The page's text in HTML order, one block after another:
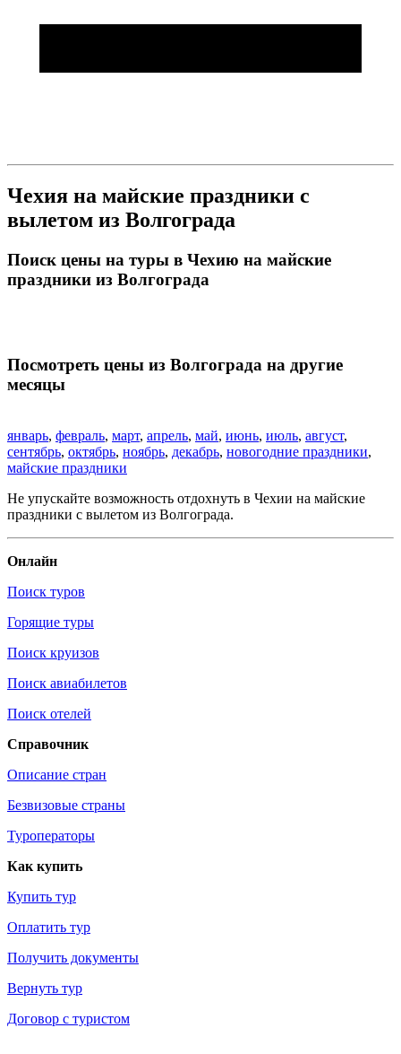
Чехия на майские праздники с
вылетом из Волгограда
Поиск цены на туры в Чехию на майские
праздники из Волгограда
Посмотреть цены из Волгограда на другие
месяцы
январь, февраль, март, апрель, май, июнь, июль, август,
сентябрь, октябрь, ноябрь, декабрь, новогодние праздники,
майские праздники
Не упускайте возможность отдохнуть в Чехии на майские
праздники с вылетом из Волгограда.
Онлайн
Поиск туров
Горящие туры
Поиск круизов
Поиск авиабилетов
Поиск отелей
Справочник
Описание стран
Безвизовые страны
Туроператоры
Как купить
Купить тур
Оплатить тур
Получить документы
Вернуть тур
Договор с туристом